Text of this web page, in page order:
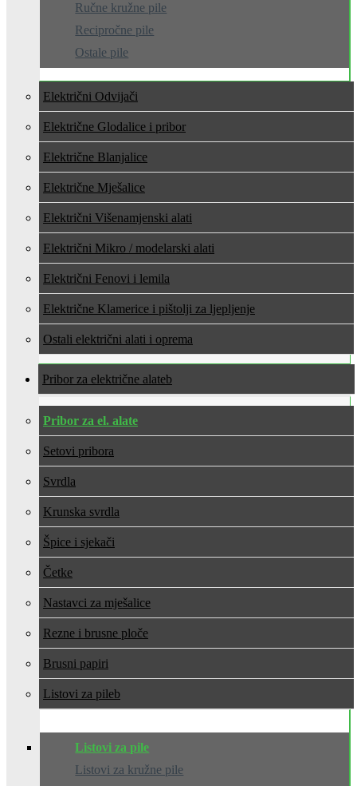
Ručne kružne pile
Recipročne pile
Ostale pile
Električni Odvijači
Električne Glodalice i pribor
Električne Blanjalice
Električne Mješalice
Električni Višenamjenski alati
Električni Mikro / modelarski alati
Električni Fenovi i lemila
Električne Klamerice i pištolji za ljepljenje
Ostali električni alati i oprema
Pribor za električne alate
Pribor za el. alate
Setovi pribora
Svrdla
Krunska svrdla
Špice i sjekači
Četke
Nastavci za mješalice
Rezne i brusne ploče
Brusni papiri
Listovi za pile
Listovi za pile
Listovi za kružne pile